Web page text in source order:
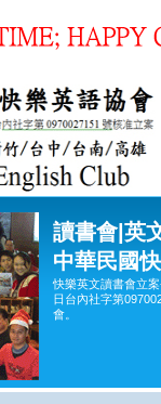
讀書會|英
中華民國
快樂英文讀書會立
日台內社字第
會。